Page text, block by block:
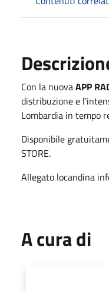
Con la nuovaAPP
distribuzione e
Lombardia in tempo
Disponibile
STORE.
Allegato locandina
A cura di